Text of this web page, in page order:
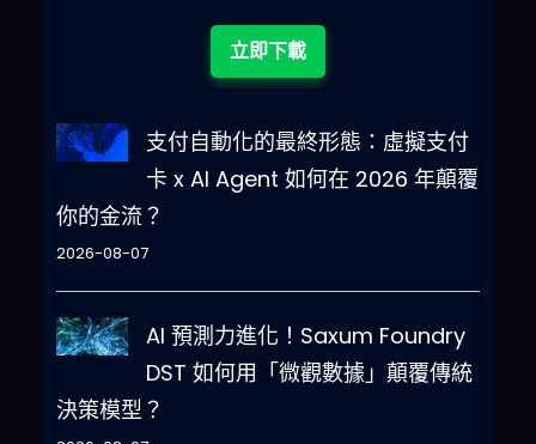
立即下載
支付自動化的最終形態：虛擬支付
卡 x AI Agent 如何在 2026 年顛覆
你的金流？
2026-08-07
AI 預測力進化！Saxum Foundry
DST 如何用「微觀數據」顛覆傳統
決策模型？